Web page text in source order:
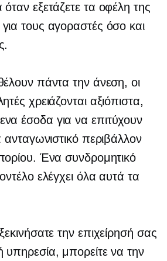
εξετάζετε τα οφέλη της
τους αγοραστές όσο και
πάντα την άνεση, οι
χρειάζονται αξιόπιστα,
έσοδα για να επιτύχουν
ανταγωνιστικό περιβάλλον
Ένα συνδρομητικό
ελέγχει όλα αυτά τα
την επιχείρησή σας
υπηρεσία, μπορείτε να την